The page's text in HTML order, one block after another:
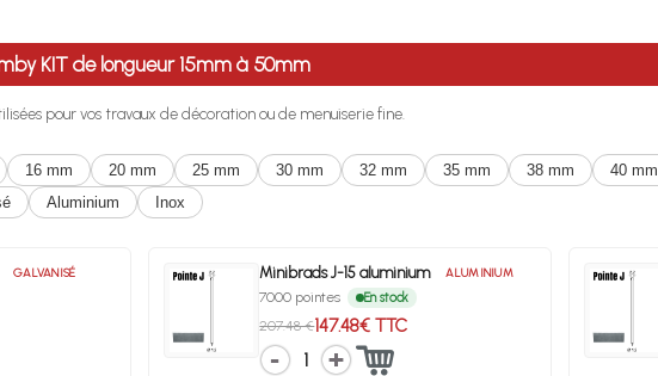
KIT de longueur 15mm à 50mm
pour vos travaux de décoration ou de menuiserie fine.
16 mm 20 mm 25 mm 30 mm 32 mm 35 mm 38 mm 40 mm
Aluminium Inox
GALVANISÉ Minibrads J-15 aluminium ALUMINIUM
7000 pointes En stock
207.48 €147.48€ TTC
1